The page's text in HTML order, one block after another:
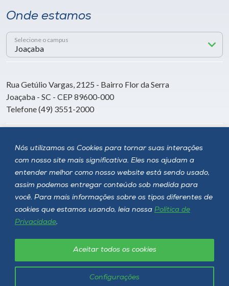
Nós utilizamos os Cookies para tornar suas interações
com nosso site mais significativa. Eles nos ajudam a
entender melhor como nosso website está sendo usado,
assim podemos entregar conteúdo sob medida para
você. Para mais informações sobre os tipos diferentes de
cookies que estamos usando, leia nossa Política de
Privacidade.
Configurações
Aceitar todos os cookies
Onde estamos
Selecione o campus
Rua Getúlio Vargas, 2125 - Bairro Flor da Serra
Joaçaba - SC - CEP 89600-000
Telefone (49) 3551-2000
Siga a Unoesc
Unoesc © 2026 - Todos os direitos reservados
Política de privacidade LGPD